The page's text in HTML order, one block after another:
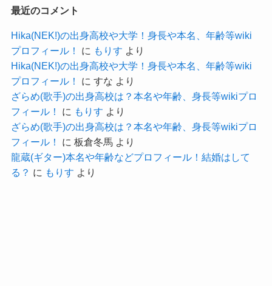
身長にして164cmくらいはあるのではないでしょ
うか？
あくまで推定になりますが・・・
体重ですが
こちらも非公開なのであくまで推定です。
高瀬隼子さんの身長が
164cmの場合
高瀬隼子さんの体型を見てみるとかなり細身で
最近のコメント
Hika(NEK!)の出身高校や大学！身長や本名、年齢等wiki
プロフィール！
に もりす より
Hika(NEK!)の出身高校や大学！身長や本名、年齢等wiki
プロフィール！
に すな より
ざらめ(歌手)の出身高校は？本名や年齢、身長等wikiプロ
フィール！
に もりす より
ざらめ(歌手)の出身高校は？本名や年齢、身長等wikiプロ
フィール！
に 板倉冬馬より
龍蔵(ギター)本名や年齢などプロフィール！結婚はして
る？ に もりす より